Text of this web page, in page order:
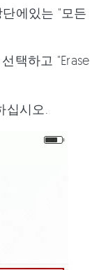
에있는 "모든
택하고 "Erase
시오.